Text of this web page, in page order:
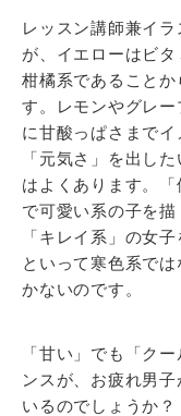
レッスン講師兼イ
が、イエローはビタ
柑橘系であること
す。レモンやグレ
に甘酸っぱさまで
「元気さ」を出し
はよくあります。
で可愛い系の子を
「キレイ系」の女
といって寒色系で
かないのです。
「甘い」でも「ク
ンスが、お疲れ男
いるのでしょうか